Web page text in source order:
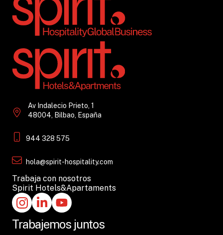
Av Indalecio Prieto, 1
48004, Bilbao, España
944 328 575
hola@spirit-hospitality.com
Trabaja con nosotros
Spirit Hotels&Apartaments
Trabajemos juntos